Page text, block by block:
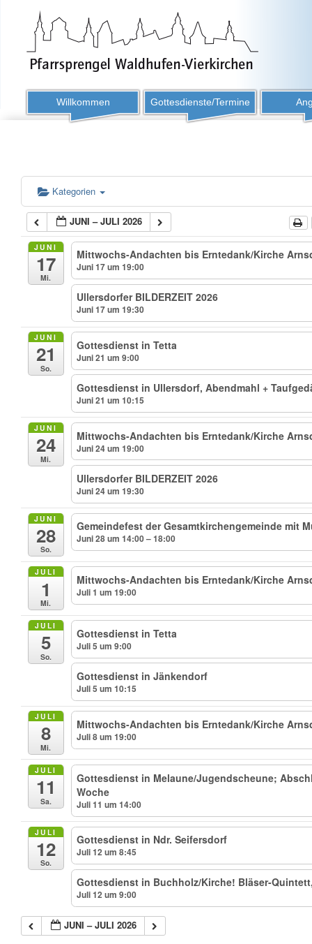
Willkommen Gottesdienste/Termine
Kategorien
JUNI – JULI 2026
JUNI
17
Mi.
Mittwochs-Andachten bis Erntedank/Kirche
Juni 17 um 19:00
Ullersdorfer BILDERZEIT 2026
Juni 17 um 19:30
JUNI
21
So.
Gottesdienst in Tetta
Juni 21 um 9:00
Gottesdienst in Ullersdorf, Abendmahl +
Juni 21 um 10:15
JUNI
24
Mi.
Mittwochs-Andachten bis Erntedank/Kirche
Juni 24 um 19:00
Ullersdorfer BILDERZEIT 2026
Juni 24 um 19:30
JUNI
28
So.
Gemeindefest der Gesamtkirchengemeinde mit
Juni 28 um 14:00 – 18:00
JULI
1
Mi.
Mittwochs-Andachten bis Erntedank/Kirche
Juli 1 um 19:00
JULI
5
So.
Gottesdienst in Tetta
Juli 5 um 9:00
Gottesdienst in Jänkendorf
Juli 5 um 10:15
JULI
8
Mi.
Mittwochs-Andachten bis Erntedank/Kirche
Juli 8 um 19:00
JULI
11
Sa.
Gottesdienst in Melaune/Jugendscheune;
Woche
Juli 11 um 14:00
JULI
12
So.
Gottesdienst in Ndr. Seifersdorf
Juli 12 um 8:45
Gottesdienst in Buchholz/Kirche! Bläser-
Juli 12 um 9:00
JUNI – JULI 2026